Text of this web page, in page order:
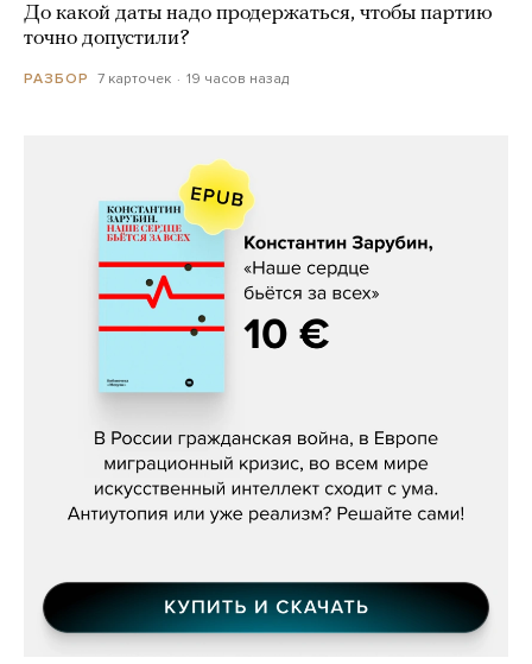
До какой даты надо продержаться, чтобы партию
точно допустили?
РАЗБОР 7 карточек 19 часов назад
Константин Зарубин, «Наше сердце